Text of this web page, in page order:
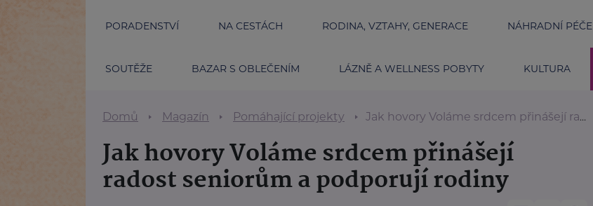
PORADENSTVÍ NA CESTÁCH RODINA, VZTAHY, GENERACE NÁHRADNÍ PÉČE
SOUTĚŽE BAZAR S OBLEČENÍM LÁZNĚ A WELLNESS POBYTY KULTURA
Domů Magazín Pomáhající projekty Jak hovory Voláme srdcem přinášejí radost seniorům a podporují rodiny
Jak hovory Voláme srdcem přinášejí
radost seniorům a podporují rodiny